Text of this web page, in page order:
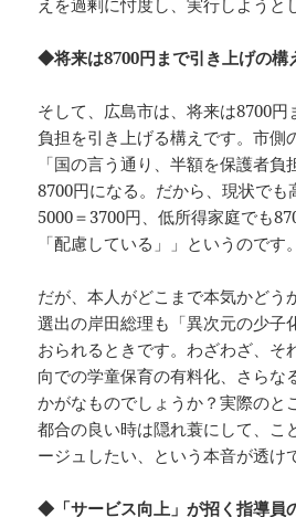
えを過剰に忖度し、実行しようと
◆将来は8700円まで引き上げの構
そして、広島市は、将来は8700
負担を引き上げる構えです。市側
「国の言う通り、半額を保護者負
8700円になる。だから、現状でも
5000＝3700円、低所得家庭でも
「配慮している」」というのです。
だが、本人がどこまで本気かどう
選出の岸田総理も「異次元の少子
おられるときです。わざわざ、そ
向での学童保育の有料化、さらな
かがなものでしょうか？実際のと
都合の良い時は隠れ蓑にして、こ
ージュしたい、という本音が透け
◆「サービス向上」が招く指導員